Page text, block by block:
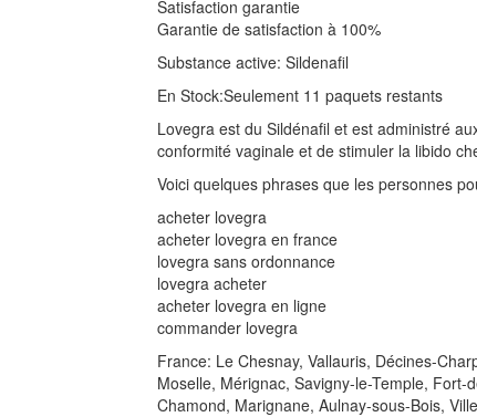
Satisfaction garantie
Garantie de satisfaction à 100%
Substance active: Sildenafil
En Stock:Seulement 11 paquets restants
Lovegra est du Sildénafil et est administré
conformité vaginale et de stimuler la libido
Voici quelques phrases que les personnes
acheter lovegra
acheter lovegra en france
lovegra sans ordonnance
lovegra acheter
acheter lovegra en ligne
commander lovegra
France: Le Chesnay, Vallauris, Décines-
Moselle, Mérignac, Savigny-le-Temple,
Chamond, Marignane, Aulnay-sous-Bois,